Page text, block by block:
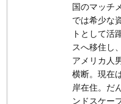
国のマッチ
では希少な
トとして活
スへ移住し
アメリカ人
横断。現在
岸在住。だ
ンドスケー